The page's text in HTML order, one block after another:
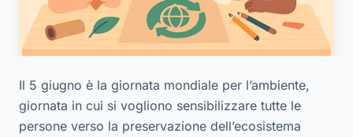
Il 5 giugno è la giornata mondiale per l’ambiente,
giornata in cui si vogliono sensibilizzare tutte le
persone verso la preservazione dell’ecosistema